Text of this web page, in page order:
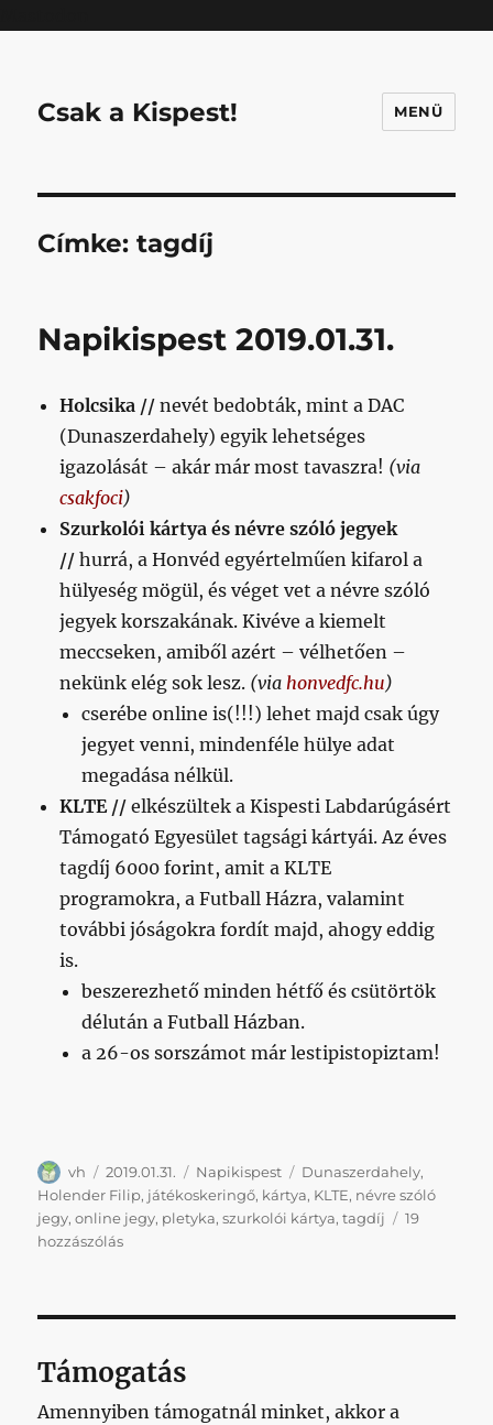
Csak a Kispest! MENÜ
Címke:tagdíj
Napikispest 2019.01.31.
Holcsika //nevét bedobták, mint a DAC
(Dunaszerdahely) egyik lehetséges
igazolását – akár már most tavaszra! (via
csakfoci)
Szurkolói kártya és névre szóló jegyek
//hurrá, a Honvéd egyértelműen kifarol a
hülyeség mögül, és véget vet a névre szóló
jegyek korszakának. Kivéve a kiemelt
meccseken, amiből azért – vélhetően –
nekünk elég sok lesz. (viahonvedfc.hu)
cserébe online is(!!!) lehet majd csak úgy
jegyet venni, mindenféle hülye adat
megadása nélkül.
KLTE // elkészültek a Kispesti Labdarúgásért
Támogató Egyesület tagsági kártyái. Az éves
tagdíj 6000 forint, amit a KLTE
programokra, a Futball Házra, valamint
további jóságokra fordít majd, ahogy eddig
is.
beszerezhető minden hétfő és csütörtök
délután a Futball Házban.
a 26-os sorszámot már lestipistopiztam!
Szerző
vh Közzétéve
2019.01.31. Kategória
Napikispest Címke
Dunaszerdahely,
Holender Filip, játékoskeringő, kártya, KLTE, névre szóló
jegy,online jegy, pletyka,szurkolói kártya,tagdíj
19
hozzászólásNapikispest
Támogatás
Amennyiben támogatnál minket, akkor a